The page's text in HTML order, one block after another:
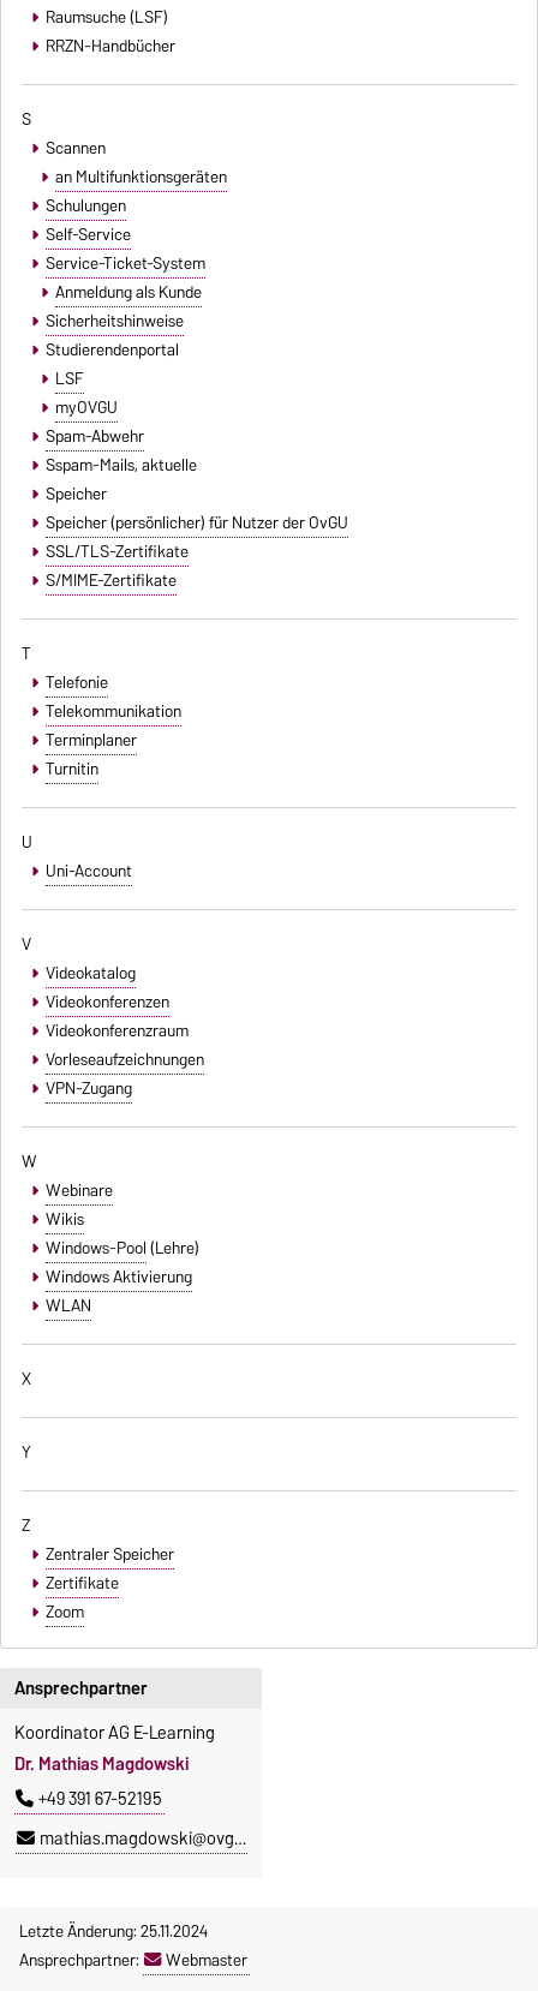
Raumsuche (LSF)
RRZN-Handbücher
S
Scannen
an Multifunktionsgeräten
Schulungen
Self-Service
Service-Ticket-System
Anmeldung als Kunde
Sicherheitshinweise
Studierendenportal
LSF
myOVGU
Spam-Abwehr
Sspam-Mails, aktuelle
Speicher
Speicher (persönlicher) für Nutzer der OvGU
SSL/TLS-Zertifikate
S/MIME-Zertifikate
T
Telefonie
Telekommunikation
Terminplaner
Turnitin
U
Uni-Account
V
Videokatalog
Videokonferenzen
Videokonferenzraum
Vorleseaufzeichnungen
VPN-Zugang
W
Webinare
Wikis
Windows-Pool(Lehre)
Windows Aktivierung
WLAN
X
Y
Z
Zentraler Speicher
Zertifikate
Zoom
Ansprechpartner
Koordinator AG E-Learning
Dr. Mathias Magdowski
+49 391 67-52195
mathias.magdowski@ovgu.de
Letzte Änderung: 25.11.2024
Ansprechpartner:
Webmaster